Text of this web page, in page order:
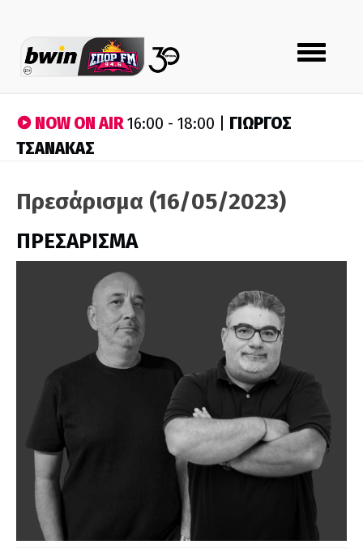
Toggle
navigation
NOW ON AIR16:00 - 18:00 | ΓΙΩΡΓΟΣ
ΤΣΑΝΑΚΑΣ
Πρεσάρισμα (16/05/2023)
ΠΡΕΣΑΡΙΣΜΑ